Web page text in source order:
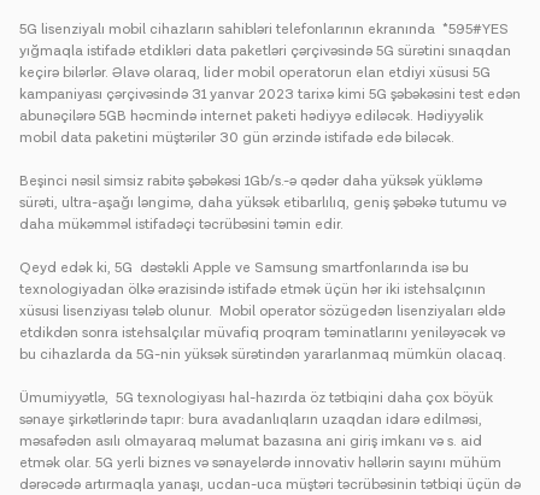
5G lisenziyalı mobil cihazların sahibləri telefonlarının ekranında *595#YES
yığmaqla istifadə etdikləri data paketləri çərçivəsində 5G sürətini sınaqdan
keçirə bilərlər. Əlavə olaraq, lider mobil operatorun elan etdiyi xüsusi 5G
kampaniyası çərçivəsində 31 yanvar 2023 tarixə kimi 5G şəbəkəsini test edən
abunəçilərə 5GB həcmində internet paketi hədiyyə ediləcək. Hədiyyəlik
mobil data paketini müştərilər 30 gün ərzində istifadə edə biləcək.
Beşinci nəsil simsiz rabitə şəbəkəsi 1Gb/s.-ə qədər daha yüksək yükləmə
sürəti, ultra-aşağı ləngimə, daha yüksək etibarlılıq, geniş şəbəkə tutumu və
daha mükəmməl istifadəçi təcrübəsini təmin edir.
Qeyd edək ki, 5G dəstəkli Apple ve Samsung smartfonlarında isə bu
texnologiyadan ölkə ərazisində istifadə etmək üçün hər iki istehsalçının
xüsusi lisenziyası tələb olunur. Mobil operator sözügedən lisenziyaları əldə
etdikdən sonra istehsalçılar müvafiq proqram təminatlarını yeniləyəcək və
bu cihazlarda da 5G-nin yüksək sürətindən yararlanmaq mümkün olacaq.
Ümumiyyətlə, 5G texnologiyası hal-hazırda öz tətbiqini daha çox böyük
sənaye şirkətlərində tapır: bura avadanlıqların uzaqdan idarə edilməsi,
məsafədən asılı olmayaraq məlumat bazasına ani giriş imkanı və s. aid
etmək olar. 5G yerli biznes və sənayelərdə innovativ həllərin sayını mühüm
dərəcədə artırmaqla yanaşı, ucdan-uca müştəri təcrübəsinin tətbiqi üçün də